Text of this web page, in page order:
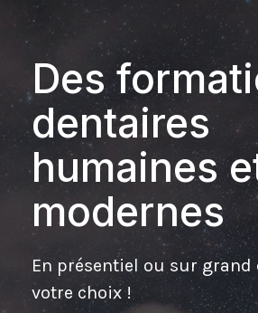
Des
dentaires
humaines
modernes
En présentiel ou sur grand
votre choix !